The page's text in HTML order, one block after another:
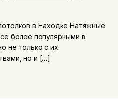
в Находке Натяжные
более популярными в
не только с их
но и […]